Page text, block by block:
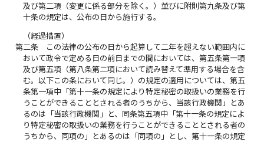
及び第二項（変更に係る部分を除く。）並びに附則第九条及び第
十条の規定は、公布の日から施行する。
（経過措置）
第二条
この法律の公布の日から起算して二年を超えない範囲内に
おいて政令で定める日の前日までの間においては、第五条第一項
及び第五項（第八条第二項において読み替えて準用する場合を含
む。以下この条において同じ。）の規定の適用については、第五
条第一項中「第十一条の規定により特定秘密の取扱いの業務を行
うことができることとされる者のうちから、当該行政機関」とあ
るのは「当該行政機関」と、同条第五項中「第十一条の規定によ
り特定秘密の取扱いの業務を行うことができることとされる者の
うちから、同項の」とあるのは「同項の」とし、第十一条の規定